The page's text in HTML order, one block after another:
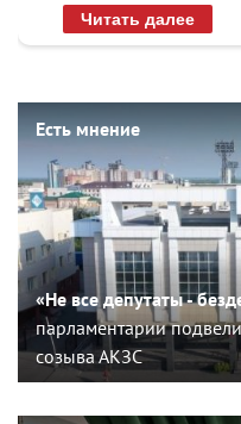
Читать далее
Есть мнение
«Не все депутаты -
парламентарии
созыва АКЗС